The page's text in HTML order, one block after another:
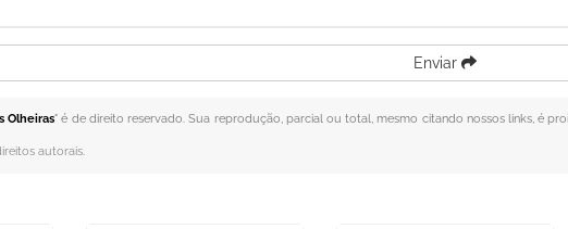
Enviar
Olheiras" é de direito reservado. Sua reprodução, parcial ou total, mesmo citando nossos links, é
autorais.